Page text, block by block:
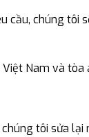
chúng tôi
Nam và
tôi sửa